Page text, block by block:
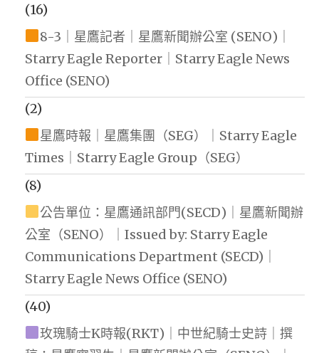
(16)
8-3｜星鷹記者｜星鷹新聞辦公室 (SENO)｜
Starry Eagle Reporter｜Starry Eagle News
Office (SENO)
(2)
星鷹時報｜星鷹集團（SEG）｜Starry Eagle
Times｜Starry Eagle Group（SEG）
(8)
公告單位：星鷹通訊部門(SECD)｜星鷹新聞辦
公室（SENO）｜Issued by: Starry Eagle
Communications Department (SECD)｜
Starry Eagle News Office (SENO)
(40)
玫瑰騎士K時報(RKT)｜中世紀騎士史詩｜撰